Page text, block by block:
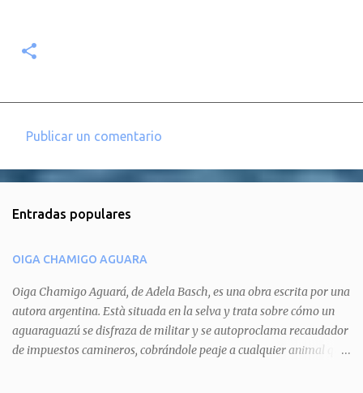
e
t
a
r
i
o
Publicar un comentario
Entradas populares
OIGA CHAMIGO AGUARA
Oiga Chamigo Aguará, de Adela Basch, es una obra escrita por una
autora argentina. Està situada en la selva y trata sobre cómo un
aguaraguazú se disfraza de militar y se autoproclama recaudador
de impuestos camineros, cobrándole peaje a cualquier animal que